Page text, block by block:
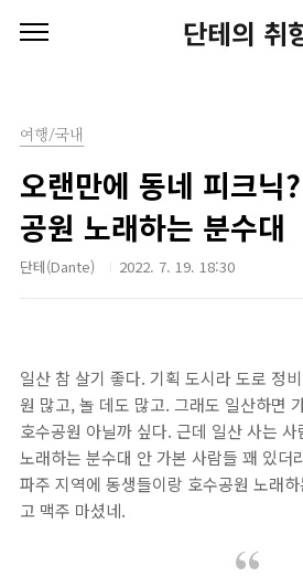
단테의 취
여행/국내
오랜만에 동네 피크닉
공원 노래하는 분수대
단테(Dante) 2022. 7. 19. 18:30
일산 참 살기 좋다. 기획 도시라 도로 정
원 많고, 놀 데도 많고. 그래도 일산하면
호수공원 아닐까 싶다. 근데 일산 사는
노래하는 분수대 안 가본 사람들 꽤 있더
파주 지역에 동생들이랑 호수공원 노래
고 맥주 마셨네.